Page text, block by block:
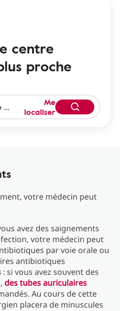
centre
proche
Me
localiser
votre médecin peut
avez des saignements
votre médecin peut
par voie orale ou
antibiotiques
: si vous avez souvent des
des tubes auriculaires
Au cours de cette
placera de minuscules